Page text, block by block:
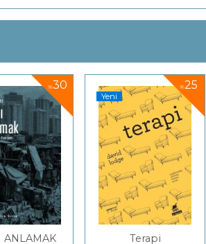
%30
ANLAMAK
%25
Yeni
Terapi